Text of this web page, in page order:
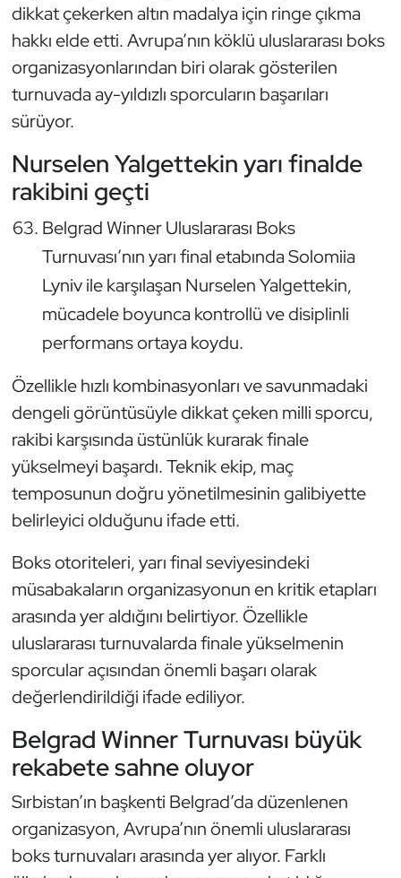
dikkat çekerken altın madalya için ringe çıkma
hakkı elde etti. Avrupa’nın köklü uluslararası boks
organizasyonlarından biri olarak gösterilen
turnuvada ay-yıldızlı sporcuların başarıları
sürüyor.
Nurselen Yalgettekin yarı finalde
rakibini geçti
Belgrad Winner Uluslararası Boks
Turnuvası’nın yarı final etabında Solomiia
Lyniv ile karşılaşan Nurselen Yalgettekin,
mücadele boyunca kontrollü ve disiplinli
performans ortaya koydu.
Özellikle hızlı kombinasyonları ve savunmadaki
dengeli görüntüsüyle dikkat çeken milli sporcu,
rakibi karşısında üstünlük kurarak finale
yükselmeyi başardı. Teknik ekip, maç
temposunun doğru yönetilmesinin galibiyette
belirleyici olduğunu ifade etti.
Boks otoriteleri, yarı final seviyesindeki
müsabakaların organizasyonun en kritik etapları
arasında yer aldığını belirtiyor. Özellikle
uluslararası turnuvalarda finale yükselmenin
sporcular açısından önemli başarı olarak
değerlendirildiği ifade ediliyor.
Belgrad Winner Turnuvası büyük
rekabete sahne oluyor
Sırbistan’ın başkenti Belgrad’da düzenlenen
organizasyon, Avrupa’nın önemli uluslararası
boks turnuvaları arasında yer alıyor. Farklı
Futsal
Genel
Golf
Güreş
Hava Sporları
Hentbol
İşitme Engelli Sporcular
Judo ve Kuraş
Kano ve Rafting
Karate
Kayak
Kempo
Kick Boks
Kürek
Modern Pentatlon
Motor Sporları
Muay Thai